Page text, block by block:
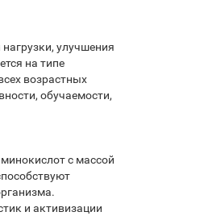
улучшения
на типе
возрастных
обучаемости,
с массой
и активизации